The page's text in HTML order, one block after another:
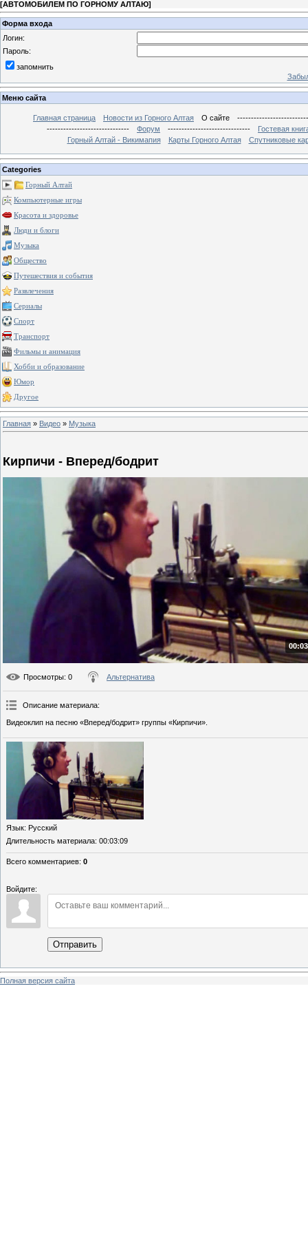
[АВТОМОБИЛЕМ ПО ГОРНОМУ АЛТАЮ]
Форма входа
Логин:
Пароль:
запомнить
Меню сайта
Главная страница Новости из Горного Алтая О сайте
------------------------------
Форум ------------------------------
Гостевая
Горный Алтай - Викимапия
Карты Горного Алтая Спутниковые
Categories
Горный Алтай
Компьютерные игры
Красота и здоровье
Люди и блоги
Музыка
Общество
Путешествия и события
Развлечения
Сериалы
Спорт
Транспорт
Фильмы и анимация
Хобби и образование
Юмор
Другое
Главная » Видео » Музыка
Кирпичи - Вперед/бодрит
Просмотры: 0 Альтернатива
Описание материала:
Видеоклип на песню «Вперед/бодрит» группы «Кирпичи».
Язык: Русский
Длительность материала: 00:03:09
Всего комментариев: 0
Войдите:
Отправить
Полная версия сайта